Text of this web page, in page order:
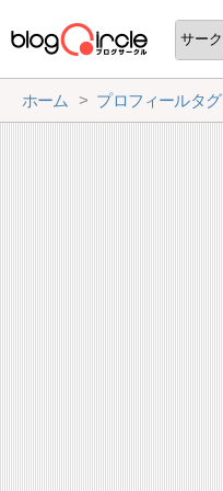
ホーム プロフィールタグ